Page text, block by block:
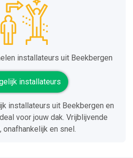
installateurs uit Beekbergen
installateurs
installateurs uit Beekbergen en
voor jouw dak. Vrijblijvende
en snel.